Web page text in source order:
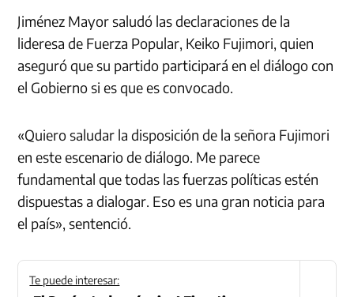
Jiménez Mayor saludó las declaraciones de la
lideresa de Fuerza Popular, Keiko Fujimori, quien
aseguró que su partido participará en el diálogo con
el Gobierno si es que es convocado.
«Quiero saludar la disposición de la señora Fujimori
en este escenario de diálogo. Me parece
fundamental que todas las fuerzas políticas estén
dispuestas a dialogar. Eso es una gran noticia para
el país», sentenció.
Te puede interesar: